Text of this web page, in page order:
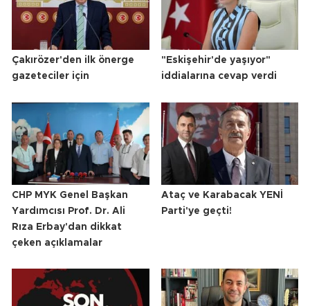
Çakırözer'den ilk önerge
gazeteciler için
"Eskişehir'de yaşıyor"
iddialarına cevap verdi
CHP MYK Genel Başkan
Yardımcısı Prof. Dr. Ali
Rıza Erbay'dan dikkat
çeken açıklamalar
Ataç ve Karabacak YENİ
Parti'ye geçti!